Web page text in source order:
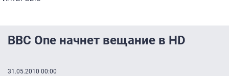
BBC One начнет вещание в HD
31.05.2010 00:00